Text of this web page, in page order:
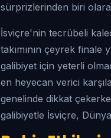
sürprizlerinden biri
İsviçre'nin tecrübeli
takımının çeyrek
galibiyet için yeterli
en heyecan verici
genelinde dikkat
galibiyetle İsviçre,